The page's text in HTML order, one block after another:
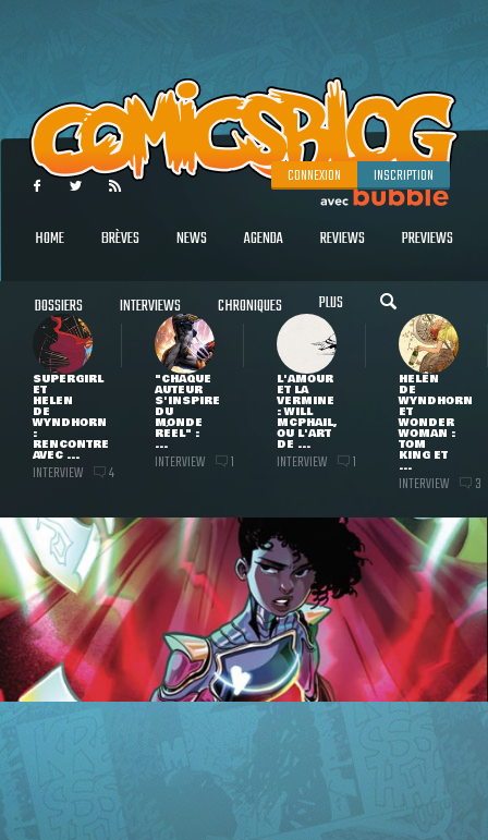
CONNEXION INSCRIPTION
HOME BRÈVES NEWS AGENDA REVIEWS PREVIEWS
DOSSIERS INTERVIEWS CHRONIQUES PLUS
SUPERGIRL
ET
HELEN
DE
WYNDHORN
:
RENCONTRE
AVEC ...
INTERVIEW 4
"CHAQUE
AUTEUR
S'INSPIRE
DU
MONDE
RÉEL" :
...
INTERVIEW 1
L'AMOUR
ET LA
VERMINE
: WILL
MCPHAIL,
OU L'ART
DE ...
INTERVIEW 1
HELEN
DE
WYNDHORN
ET
WONDER
WOMAN :
TOM
KING ET
...
INTERVIEW 3